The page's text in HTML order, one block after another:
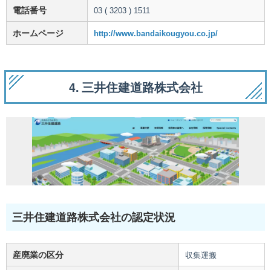
電話番号 03 ( 3203 ) 1511
ホームページ http://www.bandaikougyou.co.jp/
4. 三井住建道路株式会社
三井住建道路株式会社の認定状況
産廃業の区分 収集運搬